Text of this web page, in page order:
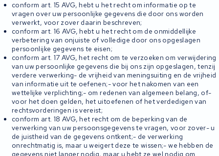
conform art. 15 AVG, hebt u het recht om informatie op te
vragen over uw persoonlijke gegevens die door ons worden
verwerkt, voor zover daarin beschreven;
conform art. 16 AVG, hebt u het recht om de onmiddellijke
verbetering van onjuiste of volledige door ons opgeslagen
persoonlijke gegevens te eisen;
conform art. 17 AVG, het recht om te verzoeken om verwijdering
van uw persoonlijke gegevens die bij ons zijn opgeslagen, tenzij
verdere verwerking- de vrijheid van meningsuiting en de vrijheid
van informatie uit te oefenen;- voor het nakomen van een
wettelijke verplichting;- om redenen van algemeen belang, of-
voor het doen gelden, het uitoefenen of het verdedigen van
rechtsvorderingen is vereist;
conform art. 18 AVG, het recht om de beperking van de
verwerking van uw persoonsgegevens te vragen, voor zover- u
de juistheid van de gegevens ontkent;- de verwerking
onrechtmatig is, maar u weigert deze te wissen;- we hebben de
gegevens niet langer nodig, maar u hebt ze wel nodig om